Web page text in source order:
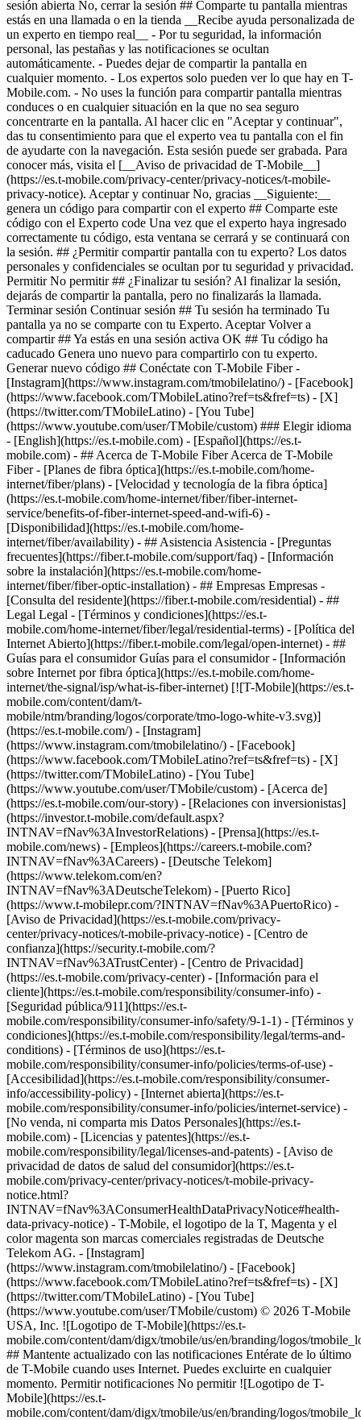
sesión abierta No, cerrar la sesión ## Comparte tu pantalla mientras
estás en una llamada o en la tienda __Recibe ayuda personalizada de
un experto en tiempo real__ - Por tu seguridad, la información
personal, las pestañas y las notificaciones se ocultan
automáticamente. - Puedes dejar de compartir la pantalla en
cualquier momento. - Los expertos solo pueden ver lo que hay en T-
Mobile.com. - No uses la función para compartir pantalla mientras
conduces o en cualquier situación en la que no sea seguro
concentrarte en la pantalla. Al hacer clic en "Aceptar y continuar",
das tu consentimiento para que el experto vea tu pantalla con el fin
de ayudarte con la navegación. Esta sesión puede ser grabada. Para
conocer más, visita el [__Aviso de privacidad de T-Mobile__]
(https://es.t-mobile.com/privacy-center/privacy-notices/t-mobile-
privacy-notice). Aceptar y continuar No, gracias __Siguiente:__
genera un código para compartir con el experto ## Comparte este
código con el Experto code Una vez que el experto haya ingresado
correctamente tu código, esta ventana se cerrará y se continuará con
la sesión. ## ¿Permitir compartir pantalla con tu experto? Los datos
personales y confidenciales se ocultan por tu seguridad y privacidad.
Permitir No permitir ## ¿Finalizar tu sesión? Al finalizar la sesión,
dejarás de compartir la pantalla, pero no finalizarás la llamada.
Terminar sesión Continuar sesión ## Tu sesión ha terminado Tu
pantalla ya no se comparte con tu Experto. Aceptar Volver a
compartir ## Ya estás en una sesión activa OK ## Tu código ha
caducado Genera uno nuevo para compartirlo con tu experto.
Generar nuevo código ## Conéctate con T-Mobile Fiber -
[Instagram](https://www.instagram.com/tmobilelatino/) - [Facebook]
(https://www.facebook.com/TMobileLatino?ref=ts&fref=ts) - [X]
(https://twitter.com/TMobileLatino) - [You Tube]
(https://www.youtube.com/user/TMobile/custom) ### Elegir idioma
- [English](https://es.t-mobile.com) - [Español](https://es.t-
mobile.com) - ## Acerca de T-Mobile Fiber Acerca de T-Mobile
Fiber - [Planes de fibra óptica](https://es.t-mobile.com/home-
internet/fiber/plans) - [Velocidad y tecnología de la fibra óptica]
(https://es.t-mobile.com/home-internet/fiber/fiber-internet-
service/benefits-of-fiber-internet-speed-and-wifi-6) -
[Disponibilidad](https://es.t-mobile.com/home-
internet/fiber/availability) - ## Asistencia Asistencia - [Preguntas
frecuentes](https://fiber.t-mobile.com/support/faq) - [Información
sobre la instalación](https://es.t-mobile.com/home-
internet/fiber/fiber-optic-installation) - ## Empresas Empresas -
[Consulta del residente](https://fiber.t-mobile.com/residential) - ##
Legal Legal - [Términos y condiciones](https://es.t-
mobile.com/home-internet/fiber/legal/residential-terms) - [Política del
Internet Abierto](https://fiber.t-mobile.com/legal/open-internet) - ##
Guías para el consumidor Guías para el consumidor - [Información
sobre Internet por fibra óptica](https://es.t-mobile.com/home-
internet/the-signal/isp/what-is-fiber-internet) [![T-Mobile](https://es.t-
mobile.com/content/dam/t-
mobile/ntm/branding/logos/corporate/tmo-logo-white-v3.svg)]
(https://es.t-mobile.com/) - [Instagram]
(https://www.instagram.com/tmobilelatino/) - [Facebook]
(https://www.facebook.com/TMobileLatino?ref=ts&fref=ts) - [X]
(https://twitter.com/TMobileLatino) - [You Tube]
(https://www.youtube.com/user/TMobile/custom) - [Acerca de]
(https://es.t-mobile.com/our-story) - [Relaciones con inversionistas]
(https://investor.t-mobile.com/default.aspx?
INTNAV=fNav%3AInvestorRelations) - [Prensa](https://es.t-
mobile.com/news) - [Empleos](https://careers.t-mobile.com?
INTNAV=fNav%3ACareers) - [Deutsche Telekom]
(https://www.telekom.com/en?
INTNAV=fNav%3ADeutscheTelekom) - [Puerto Rico]
(https://www.t-mobilepr.com/?INTNAV=fNav%3APuertoRico) -
[Aviso de Privacidad](https://es.t-mobile.com/privacy-
center/privacy-notices/t-mobile-privacy-notice) - [Centro de
confianza](https://security.t-mobile.com/?
INTNAV=fNav%3ATrustCenter) - [Centro de Privacidad]
(https://es.t-mobile.com/privacy-center) - [Información para el
cliente](https://es.t-mobile.com/responsibility/consumer-info) -
[Seguridad pública/911](https://es.t-
mobile.com/responsibility/consumer-info/safety/9-1-1) - [Términos y
condiciones](https://es.t-mobile.com/responsibility/legal/terms-and-
conditions) - [Términos de uso](https://es.t-
mobile.com/responsibility/consumer-info/policies/terms-of-use) -
[Accesibilidad](https://es.t-mobile.com/responsibility/consumer-
info/accessibility-policy) - [Internet abierta](https://es.t-
mobile.com/responsibility/consumer-info/policies/internet-service) -
[No venda, ni comparta mis Datos Personales](https://es.t-
mobile.com) - [Licencias y patentes](https://es.t-
mobile.com/responsibility/legal/licenses-and-patents) - [Aviso de
privacidad de datos de salud del consumidor](https://es.t-
mobile.com/privacy-center/privacy-notices/t-mobile-privacy-
notice.html?
INTNAV=fNav%3AConsumerHealthDataPrivacyNotice#health-
data-privacy-notice) - T-Mobile, el logotipo de la T, Magenta y el
color magenta son marcas comerciales registradas de Deutsche
Telekom AG. - [Instagram]
(https://www.instagram.com/tmobilelatino/) - [Facebook]
(https://www.facebook.com/TMobileLatino?ref=ts&fref=ts) - [X]
(https://twitter.com/TMobileLatino) - [You Tube]
(https://www.youtube.com/user/TMobile/custom) © 2026 T‑Mobile
USA, Inc. ![Logotipo de T-Mobile](https://es.t-
mobile.com/content/dam/digx/tmobile/us/en/branding/logos/
## Mantente actualizado con las notificaciones Entérate de lo último
de T-Mobile cuando uses Internet. Puedes excluirte en cualquier
momento. Permitir notificaciones No permitir ![Logotipo de T-
Mobile](https://es.t-
mobile.com/content/dam/digx/tmobile/us/en/branding/logos/